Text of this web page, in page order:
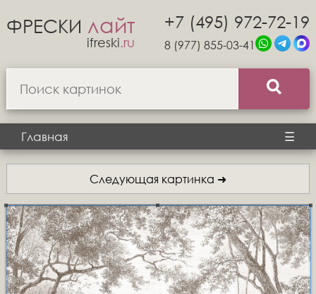
ФРЕСКИ лайт
ifreski.ru
+7 (495) 972-72-19
8 (977) 855-03-41
Главная ☰
Следующая картинка ➜